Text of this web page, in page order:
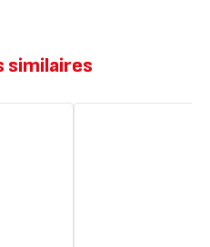
similaires